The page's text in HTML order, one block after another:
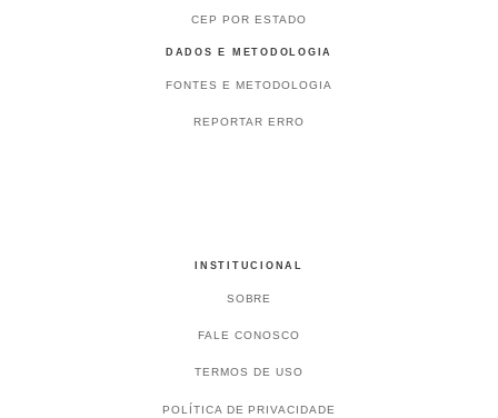
CEP POR ESTADO
DADOS E METODOLOGIA
FONTES E METODOLOGIA
REPORTAR ERRO
INSTITUCIONAL
SOBRE
FALE CONOSCO
TERMOS DE USO
POLÍTICA DE PRIVACIDADE